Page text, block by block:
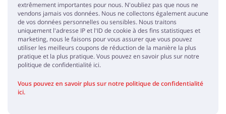
extrêmement importantes pour nous. N'oubliez pas que nous ne
vendons jamais vos données. Nous ne collectons également aucune
de vos données personnelles ou sensibles. Nous traitons
uniquement l'adresse IP et l'ID de cookie à des fins statistiques et
marketing, nous le faisons pour vous assurer que vous pouvez
utiliser les meilleurs coupons de réduction de la manière la plus
pratique et la plus pratique. Vous pouvez en savoir plus sur notre
politique de confidentialité ici.
Vous pouvez en savoir plus sur notre politique de confidentialité
ici.